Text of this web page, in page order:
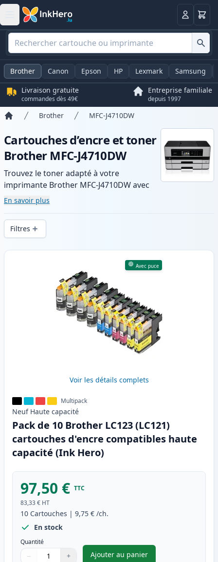
Panier
Brother Canon Epson HP Lexmark Samsung
Livraison gratuite
commandes dès 49€
Entreprise familiale
depuis 1997
Brother MFC-J4710DW
Cartouches d’encre et toner
Brother MFC-J4710DW
Trouvez le toner adapté à votre
imprimante Brother MFC-J4710DW avec
notre gamme de cartouches compatibles
et haute capacité. Profitez d’une qualité
d’impression constante et d’une livraison
rapide depuis un stock local en .
En savoir plus
Filtres
Produits
Avec puce
Voir les détails complets
Multipack
Neuf Haute capacité
Pack de 10 Brother LC123 (LC121)
cartouches d'encre compatibles haute
capacité (Ink Hero)
97,50 € TTC
83,33 € HT
10 Cartouches | 9,75 € /ch.
En stock
Quantité
− + Ajouter au panier
,Pack de 10 Brother LC123